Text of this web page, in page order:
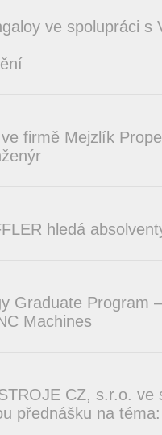
ve spolupráci s
firmě Mejzlík
hledá
Graduate Program
Machines
CZ, s.r.o. ve
přednášku na